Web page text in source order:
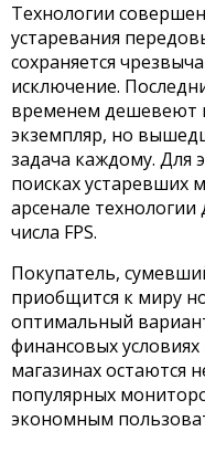
Технологии
устаревания
сохраняется
исключение.
временем дешевеют
экземпляр, но
задача каждому. Для
поисках
арсенале
числа FPS.
Покупатель,
приобщится к миру
оптимальный
финансовых
магазинах остаются
популярных
экономным